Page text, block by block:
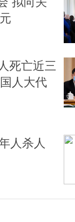
死亡近三
人大代
人杀人